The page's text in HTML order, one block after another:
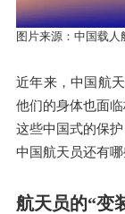
图片来源：中国载人
近年来，中国航
他们的身体也面临
这些中国式的保
中国航天员还有
航天员的“变